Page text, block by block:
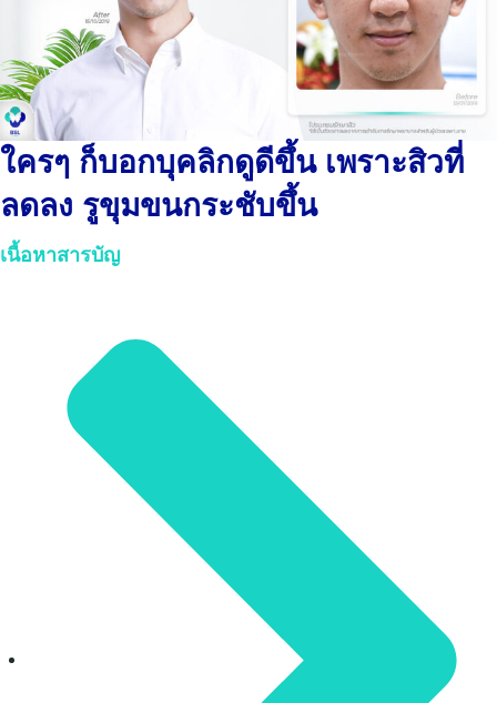
ใครๆ ก็บอกบุคลิกดูดีขึ้น เพราะสิวที่
ลดลง รูขุมขนกระชับขึ้น
เนื้อหาสารบัญ